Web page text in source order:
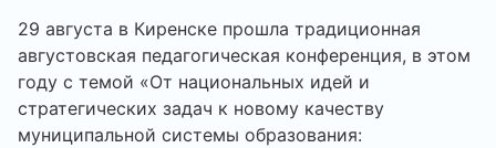
29 августа в Киренске прошла традиционная
августовская педагогическая конференция, в этом
году с темой «От национальных идей и
стратегических задач к новому качеству
муниципальной системы образования: